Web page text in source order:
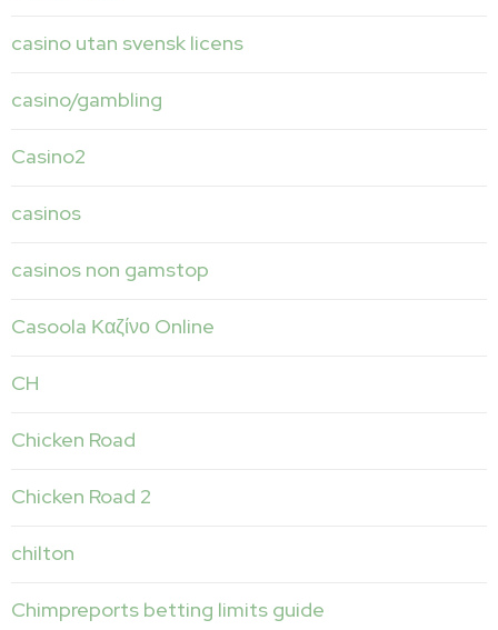
casino utan svensk licens
casino/gambling
Casino2
casinos
casinos non gamstop
Casoola Καζίνο Online
CH
Chicken Road
Chicken Road 2
chilton
Chimpreports betting limits guide